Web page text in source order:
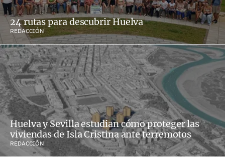
24 rutas para descubrir Huelva
REDACCIÓN
Huelva y Sevilla estudian cómo proteger las
viviendas de Isla Cristina ante terremotos
REDACCIÓN